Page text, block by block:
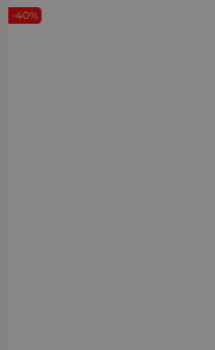
-40%